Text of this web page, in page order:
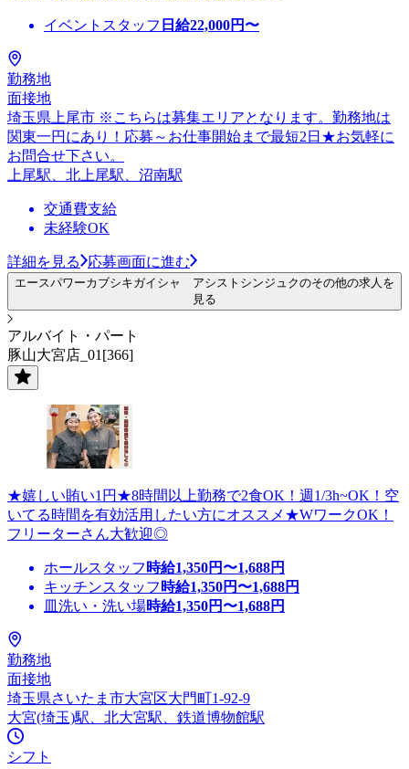
イベントスタッフ 日給22,000円〜
勤務地
面接地
埼玉県上尾市 ※こちらは募集エリアとなります。勤務地は
関東一円にあり！応募～お仕事開始まで最短2日★お気軽に
お問合せ下さい。
上尾駅、北上尾駅、沼南駅
交通費支給
未経験OK
詳細を見る 応募画面に進む
エースパワーカブシキガイシャ アシストシンジュクのその他の求人を
見る
アルバイト・パート
豚山大宮店_01[366]
★嬉しい賄い1円★8時間以上勤務で2食OK！週1/3h~OK！空
いてる時間を有効活用したい方にオススメ★WワークOK！
フリーターさん大歓迎◎
ホールスタッフ 時給1,350円〜1,688円
キッチンスタッフ 時給1,350円〜1,688円
皿洗い・洗い場時給1,350円〜1,688円
勤務地
面接地
埼玉県さいたま市大宮区大門町1-92-9
大宮(埼玉)駅、北大宮駅、鉄道博物館駅
シフト